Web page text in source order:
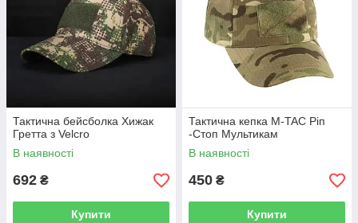
Тактична бейсболка Хижак
Гретта з Velcro
В наявності
692 ₴
Купити
Тактична кепка M-TAC Ріп
-Стоп Мультикам
В наявності
450 ₴
Купити